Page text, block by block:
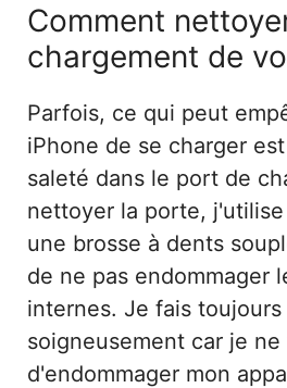
Comment
chargement de
Parfois, ce qui peut
iPhone de se charger
saleté dans le port de
nettoyer la porte,
une brosse à dents
de ne pas endommager
internes. Je fais
soigneusement car je
d'endommager mon